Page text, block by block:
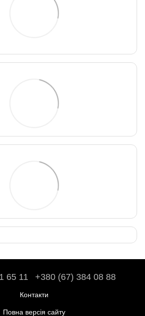
65 11 +380 (67) 384 08 88
Контакти
Повна версія сайту